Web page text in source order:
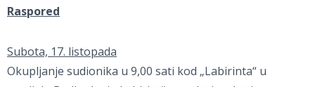
Raspored
Subota, 17. listopada
Okupljanje sudionika u 9,00 sati kod „Labirinta“ u